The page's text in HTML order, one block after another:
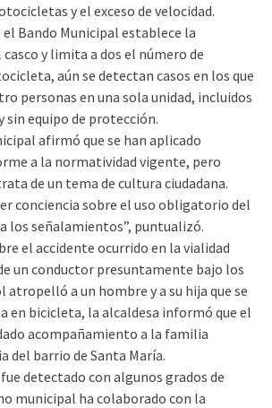
y el exceso de velocidad.
el Bando Municipal establece la
y limita a dos el número de
aún se detectan casos en los que
personas en una sola unidad, incluidos
sin equipo de protección.
afirmó que se han aplicado
a la normatividad vigente, pero
de un tema de cultura ciudadana.
conciencia sobre el uso obligatorio del
los señalamientos”, puntualizó.
el accidente ocurrido en la vialidad
un conductor presuntamente bajo los
a un hombre y a su hija que se
en bicicleta, la alcaldesa informó que el
acompañamiento a la familia
del barrio de Santa María.
detectado con algunos grados de
municipal ha colaborado con la